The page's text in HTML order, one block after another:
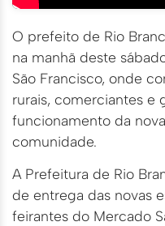
O prefeito de Rio
na manhã deste
São Francisco, onde
rurais, comerciantes e
funcionamento da
comunidade.
A Prefeitura de Rio
de entrega das novas
feirantes do Mercado